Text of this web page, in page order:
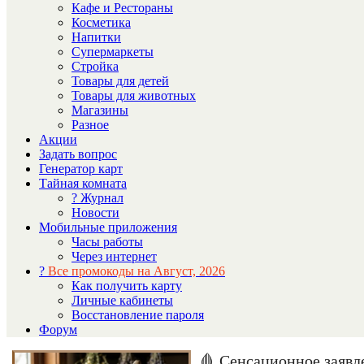
Кафе и Рестораны
Косметика
Напитки
Супермаркеты
Стройка
Товары для детей
Товары для животных
Магазины
Разное
Акции
Задать вопрос
Генератор карт
Тайная комната
? Журнал
Новости
Мобильные приложения
Часы работы
Через интернет
? Все промокоды на Август, 2026
Как получить карту
Личные кабинеты
Восстановление пароля
Форум